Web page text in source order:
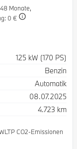
Monate,
0 €
125 kW (170 PS)
Benzin
Automatik
08.07.2025
4.723 km
CO2-Emissionen